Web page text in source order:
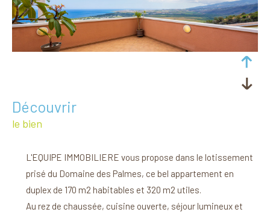
découvrir
le bien
L'EQUIPE IMMOBILIERE vous propose dans le lotissement
prisé du Domaine des Palmes, ce bel appartement en
duplex de 170 m2 habitables et 320 m2 utiles.
Au rez de chaussée, cuisine ouverte, séjour lumineux et